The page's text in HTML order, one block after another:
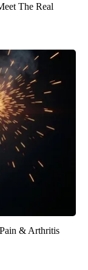
The Real
& Arthritis